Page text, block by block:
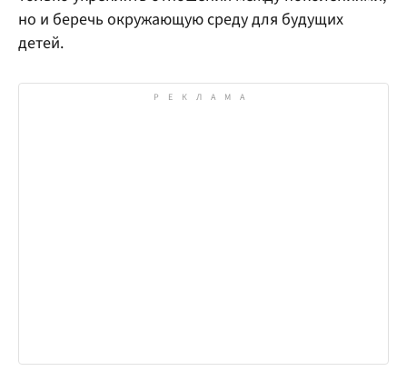
но и беречь окружающую среду для будущих
детей.